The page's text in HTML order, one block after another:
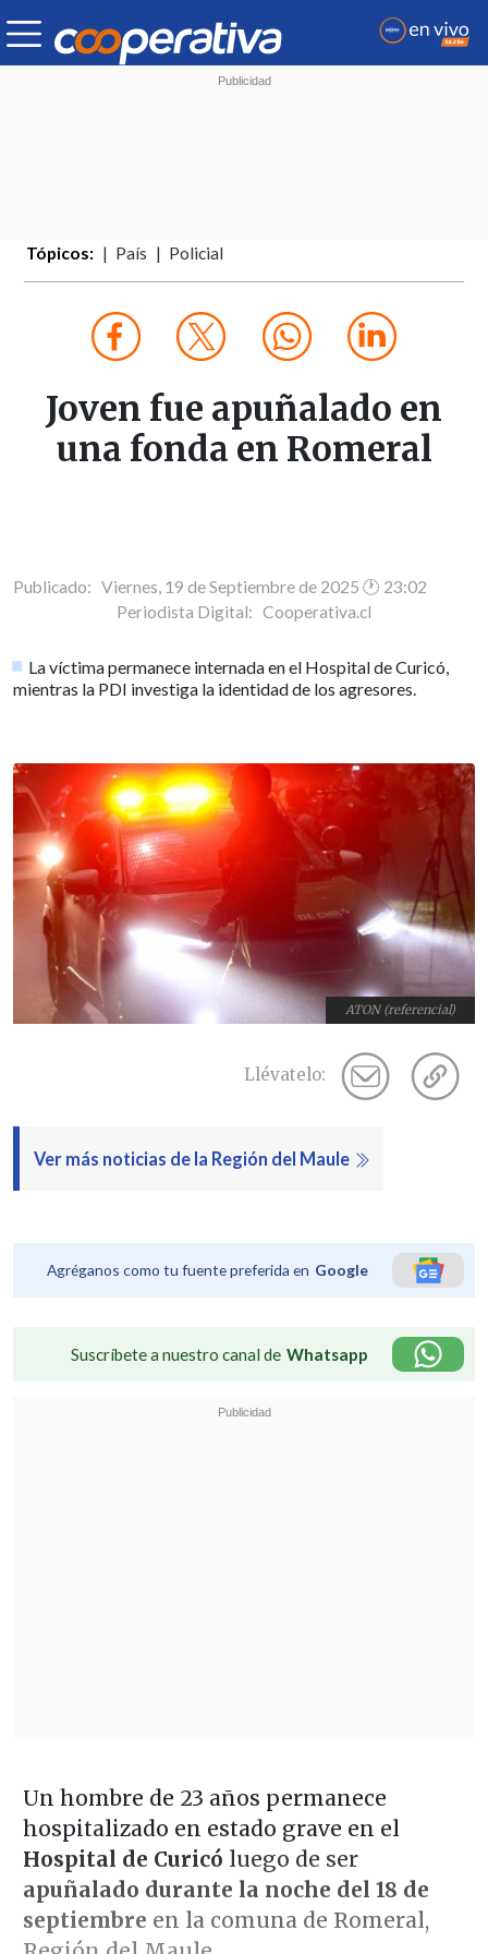
Tópicos: País Policial
Joven fue apuñalado en
una fonda en Romeral
Publicado: Viernes, 19 de Septiembre de 2025 🕐 23:02
Periodista Digital: Cooperativa.cl
La víctima permanece internada en el Hospital de Curicó,
mientras la PDI investiga la identidad de los agresores.
ATON (referencial)
Llévatelo:
Ver más noticias de la Región del Maule
Agréganos como tu fuente preferida en Google
Suscríbete a nuestro canal de Whatsapp
Un hombre de 23 años permanece
hospitalizado en estado grave en el
Hospital de Curicó luego de ser
apuñalado durante la noche del 18 de
septiembre en la comuna de Romeral,